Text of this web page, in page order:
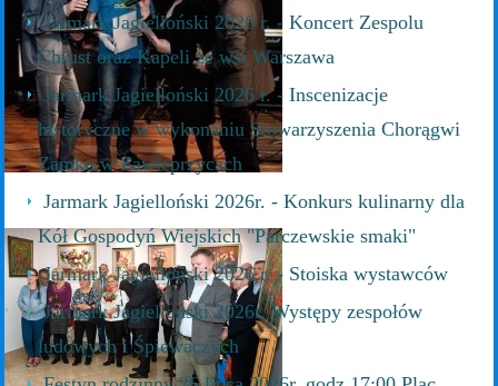
Kulturalne Forum Młodzieży
Jarmark Jagielloński 2026 r. - Koncert Zespolu
Chrust oraz Kapeli ze wsi Warszawa
Jarmark Jagielloński 2026 r. - Inscenizacje
historyczne w wykonaniu Stowarzyszenia Chorągwi
Zamku w Zawieprzycach
Jarmark Jagielloński 2026r. - Konkurs kulinarny dla
Kół Gospodyń Wiejskich "Parczewskie smaki"
Jarmark Jagielloński 2026 r. - Stoiska wystawców
Jarmark Jagielloński 2026r. Występy zespołów
ludowych i Śpiewaczych